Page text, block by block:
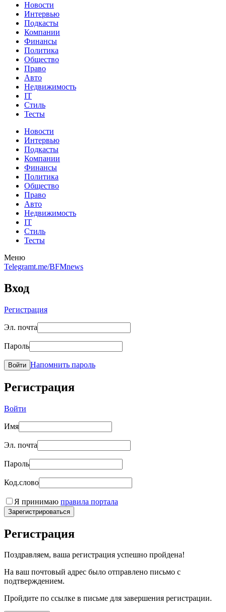
Новости
Интервью
Подкасты
Компании
Финансы
Политика
Общество
Право
Авто
Недвижимость
IT
Стиль
Тесты
Новости
Интервью
Подкасты
Компании
Финансы
Политика
Общество
Право
Авто
Недвижимость
IT
Стиль
Тесты
Меню
Telegramt.me/BFMnews
Вход
Регистрация
Эл. почта
Пароль
Войти Напомнить пароль
Регистрация
Войти
Имя
Эл. почта
Пароль
Код.слово
Я принимаю правила портала
Зарегистрироваться
Регистрация
Поздравляем, ваша регистрация успешно пройдена!
На ваш почтовый адрес было отправлено письмо с
подтверждением.
Пройдите по ссылке в письме для завершения регистрации.